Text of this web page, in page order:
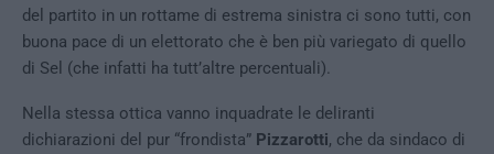
del partito in un rottame di estrema sinistra ci sono tutti, con
buona pace di un elettorato che è ben più variegato di quello
di Sel (che infatti ha tutt’altre percentuali).
Nella stessa ottica vanno inquadrate le deliranti
dichiarazioni del pur “frondista” Pizzarotti, che da sindaco di